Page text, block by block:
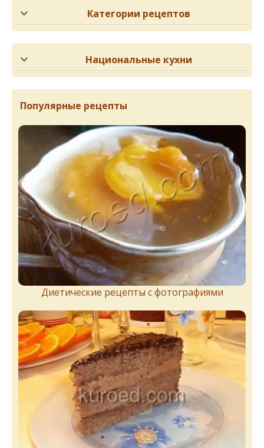
Категории рецептов
Национальные кухни
Популярные рецепты
Диетические рецепты с фотографиями